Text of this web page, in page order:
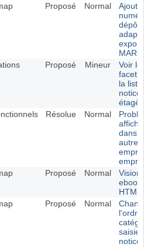
Proposé Normal
Ajout
dépôt
MARC
Proposé Mineur
Voir
la
notice
Résolue Normal
dans
autres
Proposé Normal
ebook
HTML
Proposé Normal
l'ordre
saisie
notice